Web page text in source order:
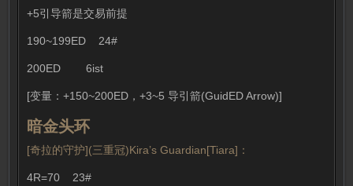
+5引导箭是交易前提
190~199ED 24#
200ED 6ist
[变量：+150~200ED，+3~5 导引箭(GuidED Arrow)]
暗金头环
[奇拉的守护](三重冠)Kira’s Guardian[Tiara]：
4R=70 23#